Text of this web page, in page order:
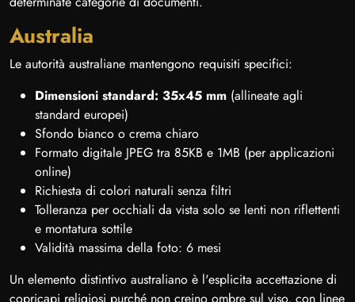
Australia
Le autorità australiane mantengono requisiti specifici:
Dimensioni standard: 35x45 mm (allineate agli
standard europei)
Sfondo bianco o crema chiaro
Formato digitale JPEG tra 85KB e 1MB (per applicazioni
online)
Richiesta di colori naturali senza filtri
Tolleranza per occhiali da vista solo se lenti non riflettenti
e montatura sottile
Validità massima della foto: 6 mesi
Un elemento distintivo australiano è l'esplicita accettazione di